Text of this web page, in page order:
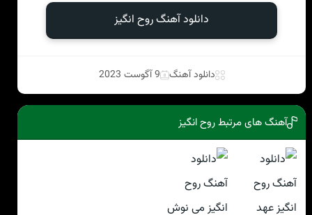
دانلود آهنگ روح انگیز
دانلود آهنگ 9 آگوست 2023
آهنگ های مرتبط روح انگیز